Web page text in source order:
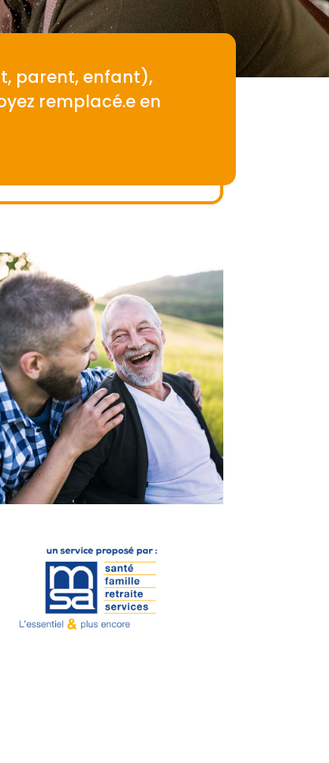
parent, enfant),
remplacé.e en